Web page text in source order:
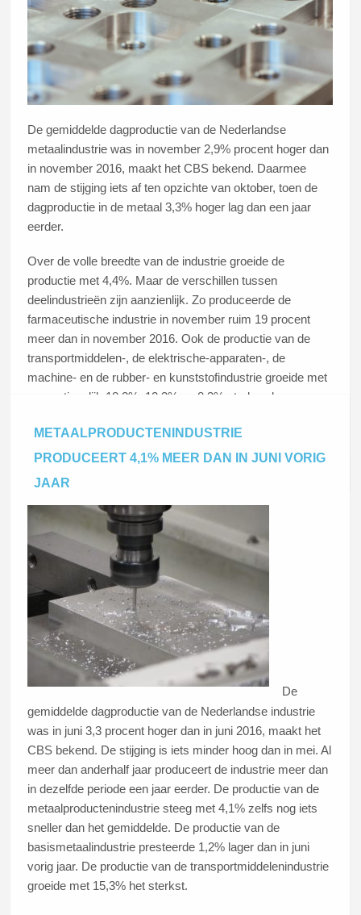
De gemiddelde dagproductie van de Nederlandse
metaalindustrie was in november 2,9% procent hoger dan
in november 2016, maakt het CBS bekend. Daarmee
nam de stijging iets af ten opzichte van oktober, toen de
dagproductie in de metaal 3,3% hoger lag dan een jaar
eerder.
Over de volle breedte van de industrie groeide de
productie met 4,4%. Maar de verschillen tussen
deelindustrieën zijn aanzienlijk. Zo produceerde de
farmaceutische industrie in november ruim 19 procent
meer dan in november 2016. Ook de productie van de
transportmiddelen-, de elektrische-apparaten-, de
machine- en de rubber- en kunststofindustrie groeide met
respectievelijk 18,2%, 12,3% en 8,3% sterker dan
METAALPRODUCTENINDUSTRIE
PRODUCEERT 4,1% MEER DAN IN JUNI VORIG
JAAR
De
gemiddelde dagproductie van de Nederlandse industrie
was in juni 3,3 procent hoger dan in juni 2016, maakt het
CBS bekend. De stijging is iets minder hoog dan in mei. Al
meer dan anderhalf jaar produceert de industrie meer dan
in dezelfde periode een jaar eerder. De productie van de
metaalproductenindustrie steeg met 4,1% zelfs nog iets
sneller dan het gemiddelde. De productie van de
basismetaalindustrie presteerde 1,2% lager dan in juni
vorig jaar. De productie van de transportmiddelenindustrie
groeide met 15,3% het sterkst.